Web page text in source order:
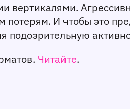
вертикалями.
И чтобы это
Читайте.